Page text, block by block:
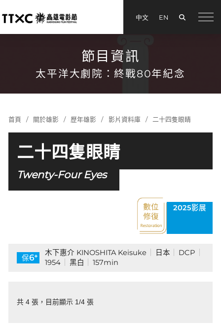
中文 EN
節目資訊
太平洋大劇院：終戰80年紀念
首頁 關於雄影 歷年雄影 影片資料庫 二十四隻眼睛
二十四隻眼睛
Twenty-Four Eyes
2025影展
保6+ 木下惠介 KINOSHITA Keisuke 日本
DCP
1954
黑白 157min ©1954/2007 Shochiku Co., Ltd.
共 4 張，目前顯示 1/4 張